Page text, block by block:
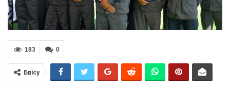
0
183
Бөлісу